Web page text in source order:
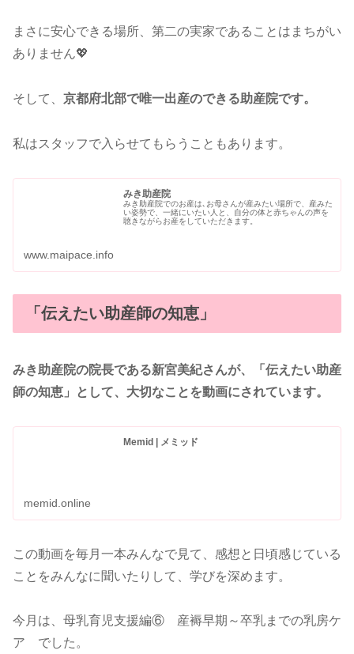
まさに安心できる場所、第二の実家であることはまちがい
ありません💖
そして、 京都府北部で唯一出産のできる助産院です。
私はスタッフで入らせてもらうこともあります。
みき助産院
みき助産院でのお産は､お母さんが産みたい場所で、産みた
い姿勢で、一緒にいたい人と、自分の体と赤ちゃんの声を
聴きながらお産をしていただきます。
www.maipace.info
「伝えたい助産師の知恵」
みき助産院の院長である新宮美紀さんが、「伝えたい助産
師の知恵」として、大切なことを動画にされています。
Memid | メミッド
memid.online
この動画を毎月一本みんなで見て、感想と日頃感じている
ことをみんなに聞いたりして、学びを深めます。
今月は、母乳育児支援編⑥ 産褥早期～卒乳までの乳房ケ
ア でした。